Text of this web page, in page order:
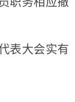
表大会实有